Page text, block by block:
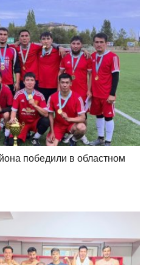
победили в областном